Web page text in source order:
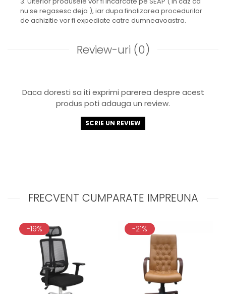
nu se regasesc deja ), iar dupa finalizarea procedurilor
de achizitie vor fi expediate catre dumneavoastra.
Review-uri (0)
Daca doresti sa iti exprimi parerea despre acest
produs poti adauga un review.
SCRIE UN REVIEW
FRECVENT CUMPARATE IMPREUNA
-19% -21%